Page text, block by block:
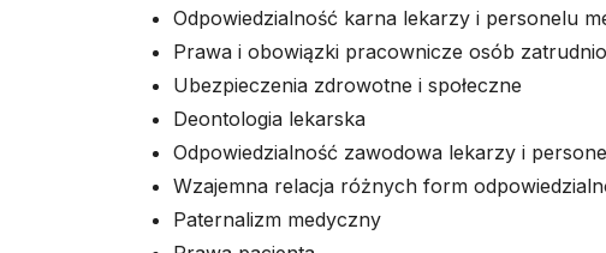
Odpowiedzialność karna lekarzy i personelu
Prawa i obowiązki pracownicze osób
Ubezpieczenia zdrowotne i społeczne
Deontologia lekarska
Odpowiedzialność zawodowa lekarzy i
Wzajemna relacja różnych form
Paternalizm medyczny